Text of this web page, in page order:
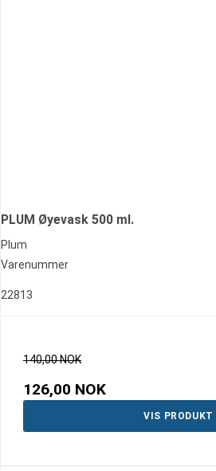
PLUM Øyevask 500 ml.
Plum
Varenummer
22813
140,00 NOK
126,00 NOK
VIS PRODUKT